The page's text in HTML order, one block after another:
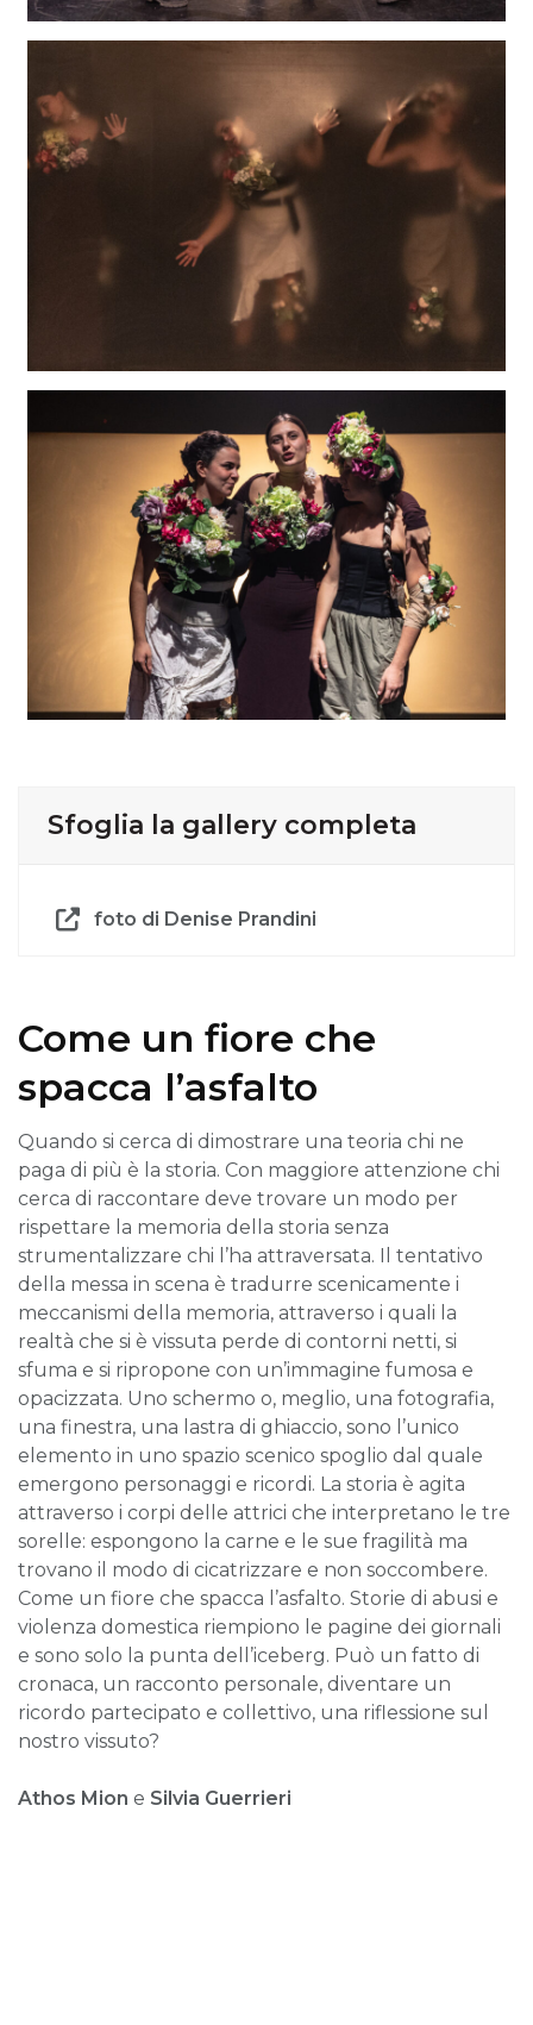
Sfoglia la gallery completa
foto di Denise Prandini
Come un fiore che
spacca l’asfalto
Quando si cerca di dimostrare una teoria chi ne
paga di più è la storia. Con maggiore attenzione chi
cerca di raccontare deve trovare un modo per
rispettare la memoria della storia senza
strumentalizzare chi l’ha attraversata. Il tentativo
della messa in scena è tradurre scenicamente i
meccanismi della memoria, attraverso i quali la
realtà che si è vissuta perde di contorni netti, si
sfuma e si ripropone con un’immagine fumosa e
opacizzata. Uno schermo o, meglio, una fotografia,
una finestra, una lastra di ghiaccio, sono l’unico
elemento in uno spazio scenico spoglio dal quale
emergono personaggi e ricordi. La storia è agita
attraverso i corpi delle attrici che interpretano le tre
sorelle: espongono la carne e le sue fragilità ma
trovano il modo di cicatrizzare e non soccombere.
Come un fiore che spacca l’asfalto. Storie di abusi e
violenza domestica riempiono le pagine dei giornali
e sono solo la punta dell’iceberg. Può un fatto di
cronaca, un racconto personale, diventare un
ricordo partecipato e collettivo, una riflessione sul
nostro vissuto?
Athos Mion e Silvia Guerrieri